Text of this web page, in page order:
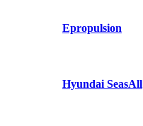
Epropulsion
Hyundai SeasAll